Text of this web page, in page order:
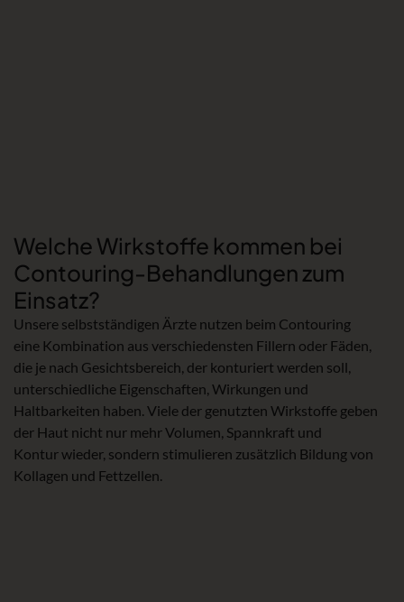
Welche Wirkstoffe kommen bei
Contouring-Behandlungen zum
Einsatz?
Unsere selbstständigen Ärzte nutzen beim Contouring
eine Kombination aus verschiedensten Fillern oder Fäden,
die je nach Gesichtsbereich, der konturiert werden soll,
unterschiedliche Eigenschaften, Wirkungen und
Haltbarkeiten haben. Viele der genutzten Wirkstoffe geben
der Haut nicht nur mehr Volumen, Spannkraft und
Kontur wieder, sondern stimulieren zusätzlich Bildung von
Kollagen und Fettzellen.